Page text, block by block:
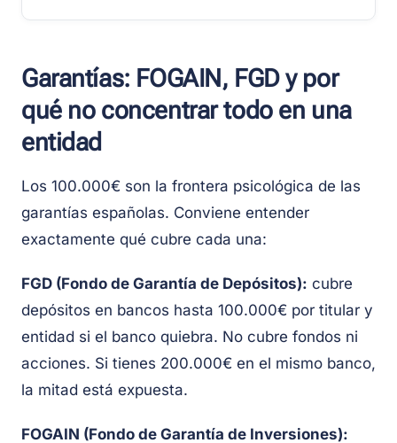
Garantías: FOGAIN, FGD y por
qué no concentrar todo en una
entidad
Los 100.000€ son la frontera psicológica de las
garantías españolas. Conviene entender
exactamente qué cubre cada una:
FGD (Fondo de Garantía de Depósitos): cubre
depósitos en bancos hasta 100.000€ por titular y
entidad si el banco quiebra. No cubre fondos ni
acciones. Si tienes 200.000€ en el mismo banco,
la mitad está expuesta.
FOGAIN (Fondo de Garantía de Inversiones):